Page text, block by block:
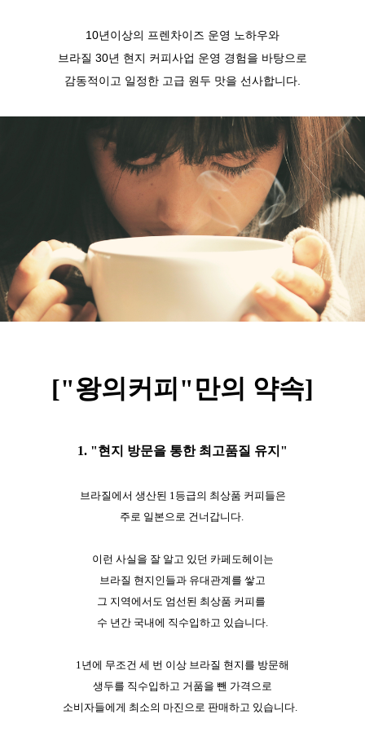
10년이상의 프렌차이즈 운영 노하우와
브라질 30년 현지 커피사업 운영 경험을 바탕으로
감동적이고 일정한 고급 원두 맛을 선사합니다.
["왕의커피"만의 약속]
1. "현지 방문을 통한 최고품질 유지"
브라질에서 생산된 1등급의 최상품 커피들은
주로 일본으로 건너갑니다.
이런 사실을 잘 알고 있던 카페도헤이는
브라질 현지인들과 유대관계를 쌓고
그 지역에서도 엄선된 최상품 커피를
수 년간 국내에 직수입하고 있습니다.
1년에 무조건 세 번 이상 브라질 현지를 방문해
생두를 직수입하고 거품을 뺀 가격으로
소비자들에게 최소의 마진으로 판매하고 있습니다.